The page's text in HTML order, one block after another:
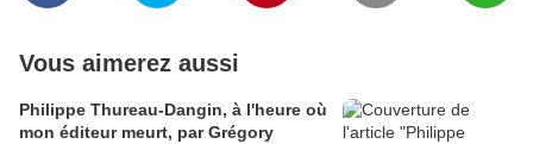
Vous aimerez aussi
Philippe Thureau-Dangin, à l'heure où
mon éditeur meurt, par Grégory